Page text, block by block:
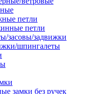
петли
петли
засовы/задвижки
шпингалеты
замки без ручек